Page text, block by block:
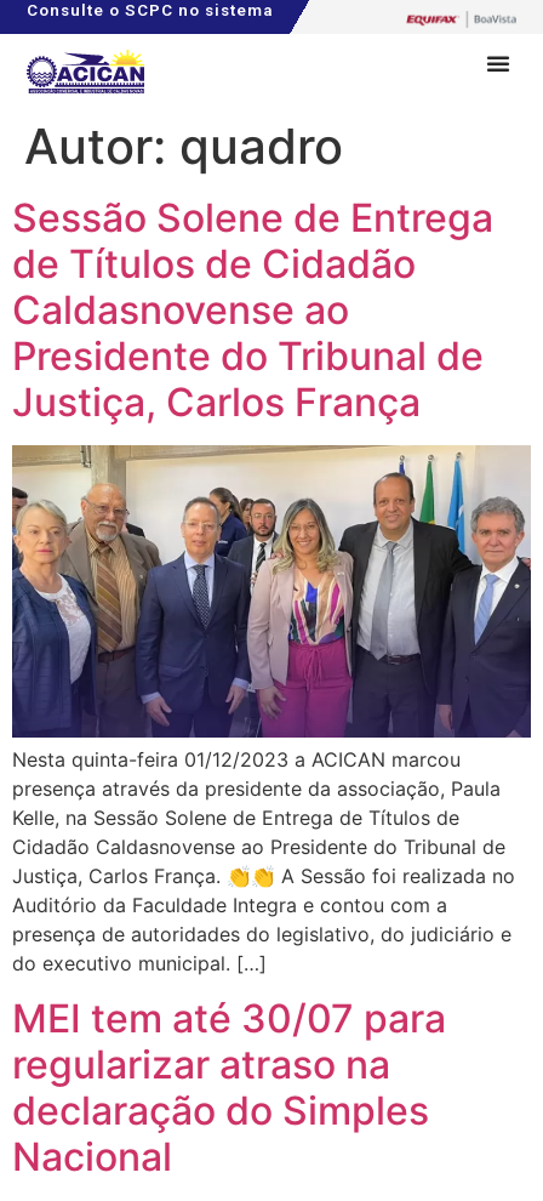
Consulte o SCPC no sistema
Autor: quadro
Sessão Solene de Entrega
de Títulos de Cidadão
Caldasnovense ao
Presidente do Tribunal de
Justiça, Carlos França
Nesta quinta-feira 01/12/2023 a ACICAN marcou
presença através da presidente da associação, Paula
Kelle, na Sessão Solene de Entrega de Títulos de
Cidadão Caldasnovense ao Presidente do Tribunal de
Justiça, Carlos França. 👏👏 A Sessão foi realizada no
Auditório da Faculdade Integra e contou com a
presença de autoridades do legislativo, do judiciário e
do executivo municipal. […]
MEI tem até 30/07 para
regularizar atraso na
declaração do Simples
Nacional